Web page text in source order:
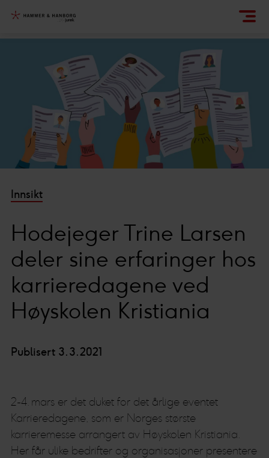
Innsikt
Hodejeger Trine Larsen
deler sine erfaringer hos
karrieredagene ved
Høyskolen Kristiania
Publisert 3.3.2021
2-4. mars er det duket for det årlige eventet
Karrieredagene, som er Norges største
karrieremesse arrangert av Høyskolen Kristiania.
Her får ulike bedrifter og organisasjoner presentere